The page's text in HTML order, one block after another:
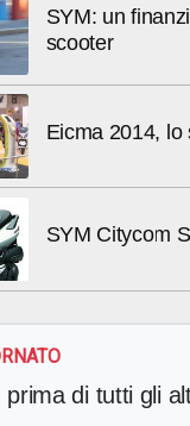
SYM: un
scooter
Eicma 2014, lo
SYM Citycom
prima di tutti gli